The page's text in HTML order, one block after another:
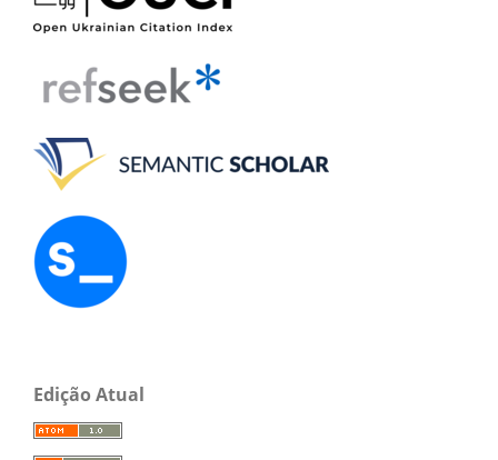
Edição Atual